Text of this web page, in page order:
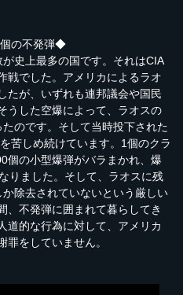
の不発弾◆
史上最多の国です。それはCIA
戦でした。アメリカによるラオ
たが、いずれも連邦議会や国民
うした空爆によって、ラオスの
のです。そして当時投下された
苦しめ続けています。1個のクラ
個の小型爆弾がバラまかれ、爆
りました。そして、ラオスに残
除去されていないという厳しい
、不発弾に囲まれて暮らしてき
道的な行為に対して、アメリカ
罪をしていません。